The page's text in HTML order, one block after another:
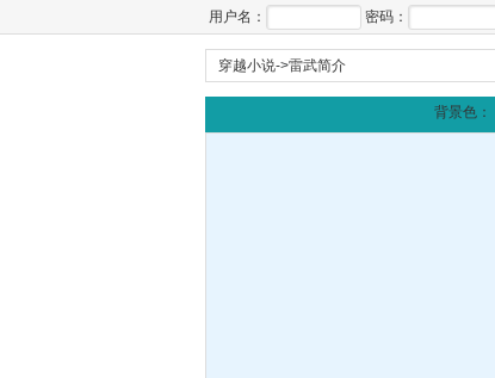
用户名： 密码：
穿越小说->雷武简介
背景色：